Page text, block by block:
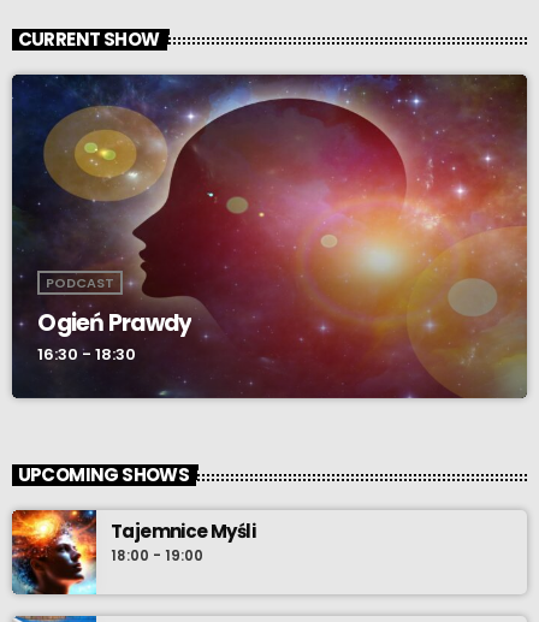
CURRENT SHOW
PODCAST
Ogień Prawdy
16:30 - 18:30
UPCOMING SHOWS
Tajemnice Myśli
18:00 - 19:00